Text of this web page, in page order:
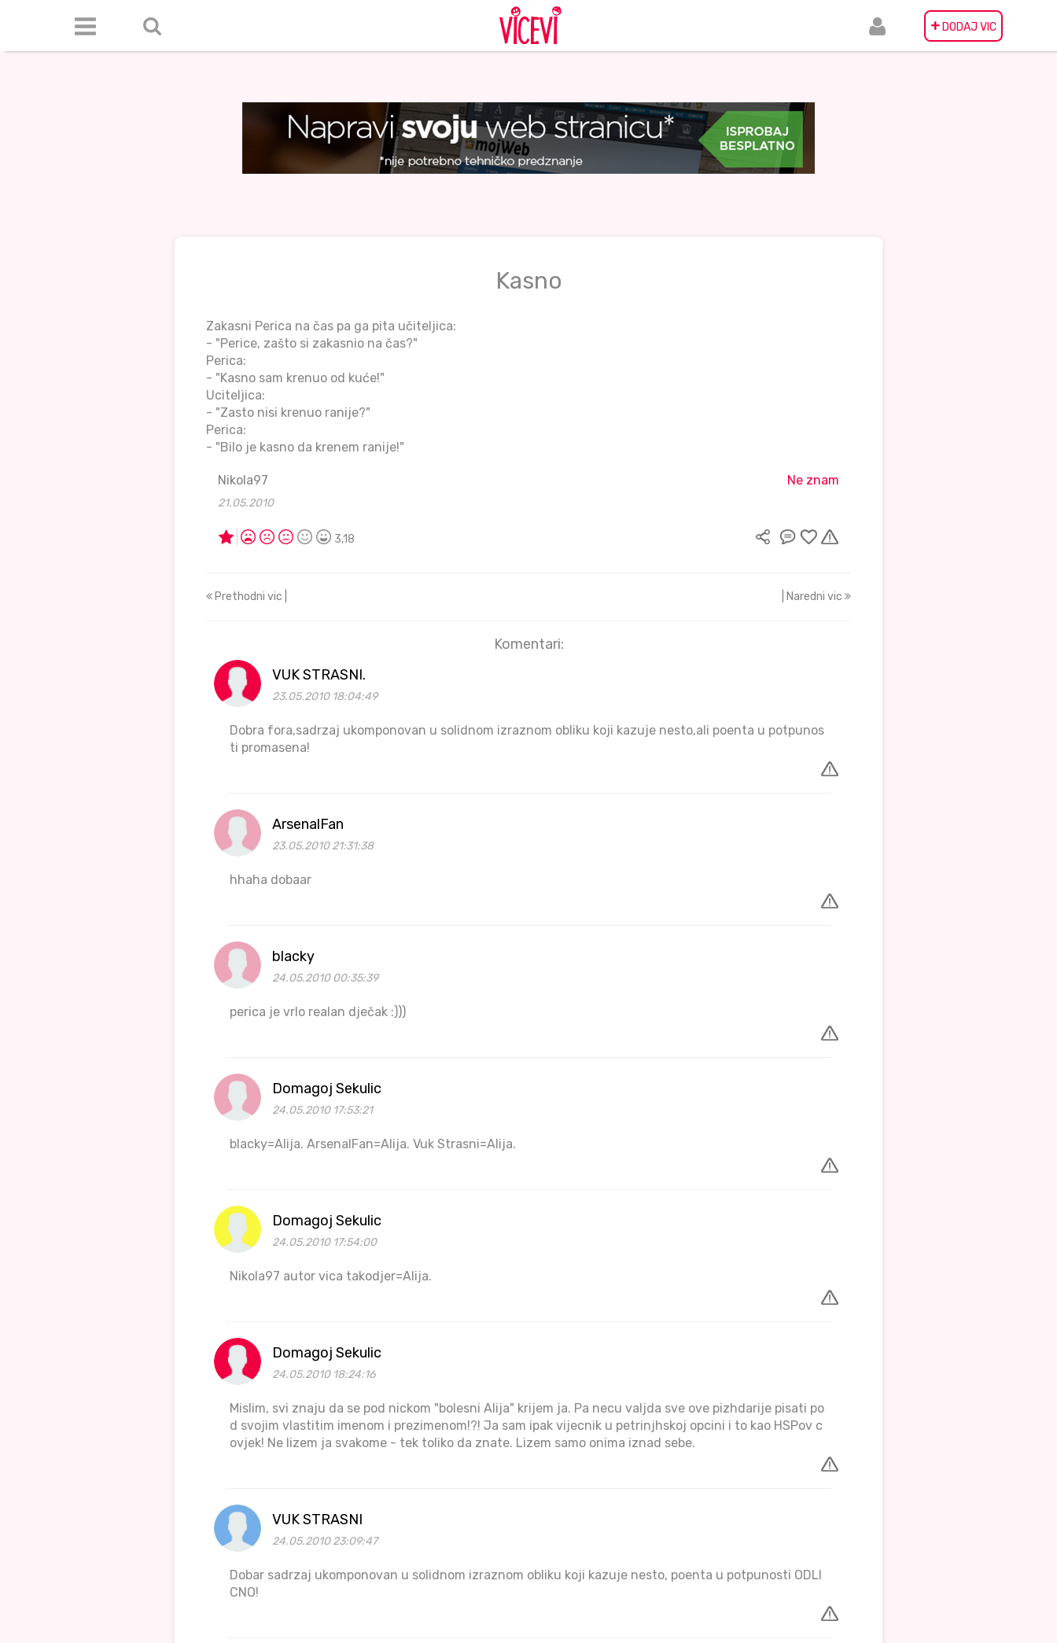
+ DODAJ VIC
Kasno
Zakasni Perica na čas pa ga pita učiteljica:
- "Perice, zašto si zakasnio na čas?"
Perica:
- "Kasno sam krenuo od kuće!"
Uciteljica:
- "Zasto nisi krenuo ranije?"
Perica:
- "Bilo je kasno da krenem ranije!"
Nikola97
21.05.2010
Ne znam
3,18
Prethodni vic | | Naredni vic
Komentari:
VUK STRASNI.
23.05.2010 18:04:49
Dobra fora,sadrzaj ukomponovan u solidnom izraznom obliku koji kazuje nesto,ali poenta u potpunos
ti promasena!
ArsenalFan
23.05.2010 21:31:38
hhaha dobaar
blacky
24.05.2010 00:35:39
perica je vrlo realan dječak :)))
Domagoj Sekulic
24.05.2010 17:53:21
blacky=Alija. ArsenalFan=Alija. Vuk Strasni=Alija.
Domagoj Sekulic
24.05.2010 17:54:00
Nikola97 autor vica takodjer=Alija.
Domagoj Sekulic
24.05.2010 18:24:16
Mislim, svi znaju da se pod nickom "bolesni Alija" krijem ja. Pa necu valjda sve ove pizhdarije pisati po
d svojim vlastitim imenom i prezimenom!?! Ja sam ipak vijecnik u petrinjhskoj opcini i to kao HSPov c
ovjek! Ne lizem ja svakome - tek toliko da znate. Lizem samo onima iznad sebe.
VUK STRASNI
24.05.2010 23:09:47
Dobar sadrzaj ukomponovan u solidnom izraznom obliku koji kazuje nesto, poenta u potpunosti ODLI
CNO!